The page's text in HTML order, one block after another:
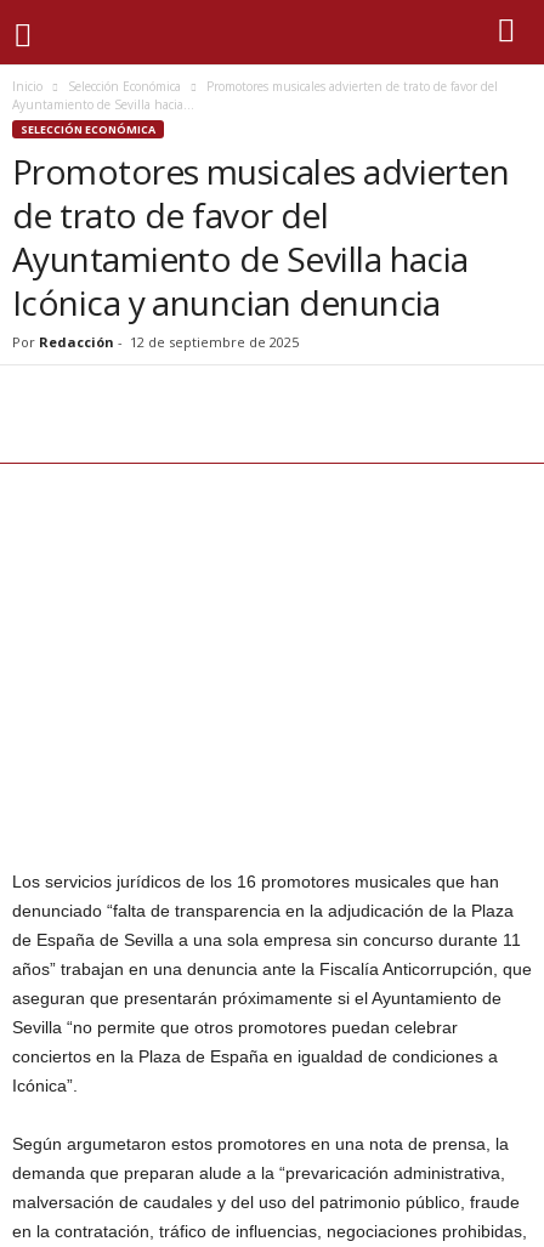
Inicio Selección Económica
Promotores musicales advierten de trato de favor del
Ayuntamiento de Sevilla hacia...
SELECCIÓN ECONÓMICA
Promotores musicales advierten
de trato de favor del
Ayuntamiento de Sevilla hacia
Icónica y anuncian denuncia
Por Redacción - 12 de septiembre de 2025
Los servicios jurídicos de los 16 promotores musicales que han
denunciado “falta de transparencia en la adjudicación de la Plaza
de España de Sevilla a una sola empresa sin concurso durante 11
años” trabajan en una denuncia ante la Fiscalía Anticorrupción, que
aseguran que presentarán próximamente si el Ayuntamiento de
Sevilla “no permite que otros promotores puedan celebrar
conciertos en la Plaza de España en igualdad de condiciones a
Icónica”.
Según argumetaron estos promotores en una nota de prensa, la
demanda que preparan alude a la “prevaricación administrativa,
malversación de caudales y del uso del patrimonio público, fraude
en la contratación, tráfico de influencias, negociaciones prohibidas,